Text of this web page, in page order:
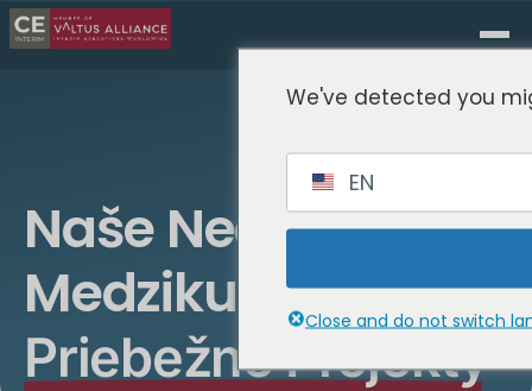
Naše Nedávne
Medzikultúrne
Priebežné Projekty
We've detected you
EN
Close and do not switch